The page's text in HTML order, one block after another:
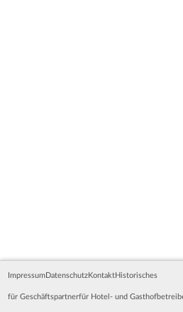
Impressum Datenschutz Kontakt Historisches
für Geschäftspartnerfür Hotel- und